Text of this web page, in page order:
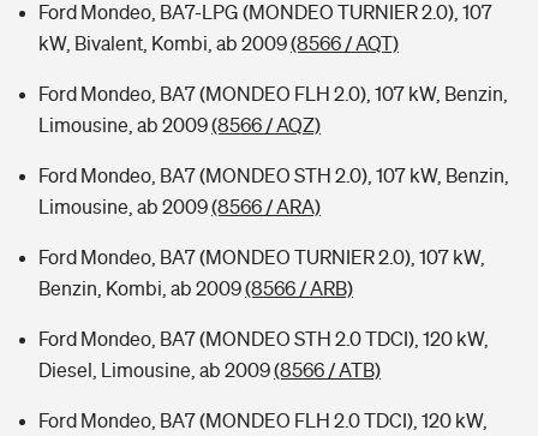
Ford Mondeo, BA7-LPG (MONDEO TURNIER 2.0), 107
kW, Bivalent, Kombi, ab 2009(8566 / AQT)
Ford Mondeo, BA7 (MONDEO FLH 2.0), 107 kW, Benzin,
Limousine, ab 2009(8566 / AQZ)
Ford Mondeo, BA7 (MONDEO STH 2.0), 107 kW, Benzin,
Limousine, ab 2009(8566 / ARA)
Ford Mondeo, BA7 (MONDEO TURNIER 2.0), 107 kW,
Benzin, Kombi, ab 2009(8566 / ARB)
Ford Mondeo, BA7 (MONDEO STH 2.0 TDCI), 120 kW,
Diesel, Limousine, ab 2009(8566 / ATB)
Ford Mondeo, BA7 (MONDEO FLH 2.0 TDCI), 120 kW,